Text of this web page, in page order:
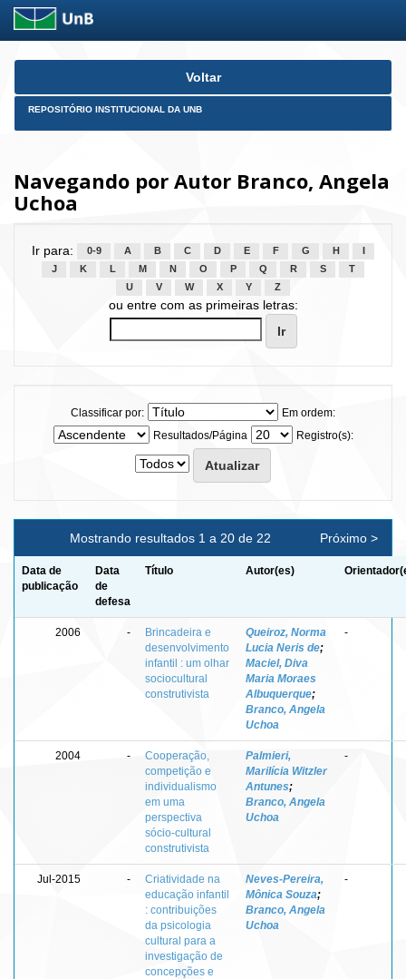
Skip
Voltar
REPOSITÓRIO INSTITUCIONAL DA UNB
Navegando por Autor Branco, Angela
Uchoa
Ir para: 0-9 A B C D E F G H
J
K L M N O P Q R S
T
U
V W X Y Z
ou entre com as primeiras letras:
Classificar por:
Em ordem:
Resultados/Página
Registro(s):
Mostrando resultados 1 a 20 de 22 Próximo >
Data de
publicação
Data
de
defesa
Título Autor(es)
2006 -
Brincadeira e
desenvolvimento
infantil : um olhar
sociocultural
construtivista
Queiroz, Norma
Lucia Neris de;
Maciel, Diva
Maria Moraes
Albuquerque;
Branco, Angela
Uchoa
-
2004 -
Cooperação,
competição e
individualismo
em uma
perspectiva
sócio-cultural
construtivista
Palmieri,
Marilícia Witzler
Antunes;
Branco, Angela
Uchoa
-
Jul-2015 -
Criatividade na
educação infantil
: contribuições
da psicologia
cultural para a
investigação de
concepções e
Neves-Pereira,
Mônica Souza;
Branco, Angela
Uchoa
-